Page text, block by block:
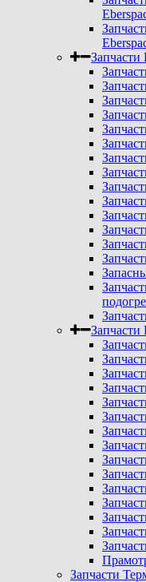
Запчасти